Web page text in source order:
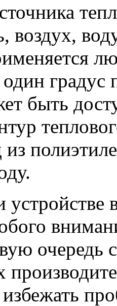
воздух,
один
быть
из
устройстве
очередь